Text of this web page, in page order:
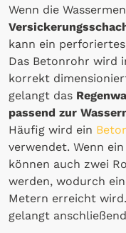
Wenn die
kann ein
Das Betonrohr wird
korrekt
gelangt das
passend zur
Häufig wird ein
verwendet. Wenn
können auch zwei
werden, wodurch
Metern erreicht
gelangt